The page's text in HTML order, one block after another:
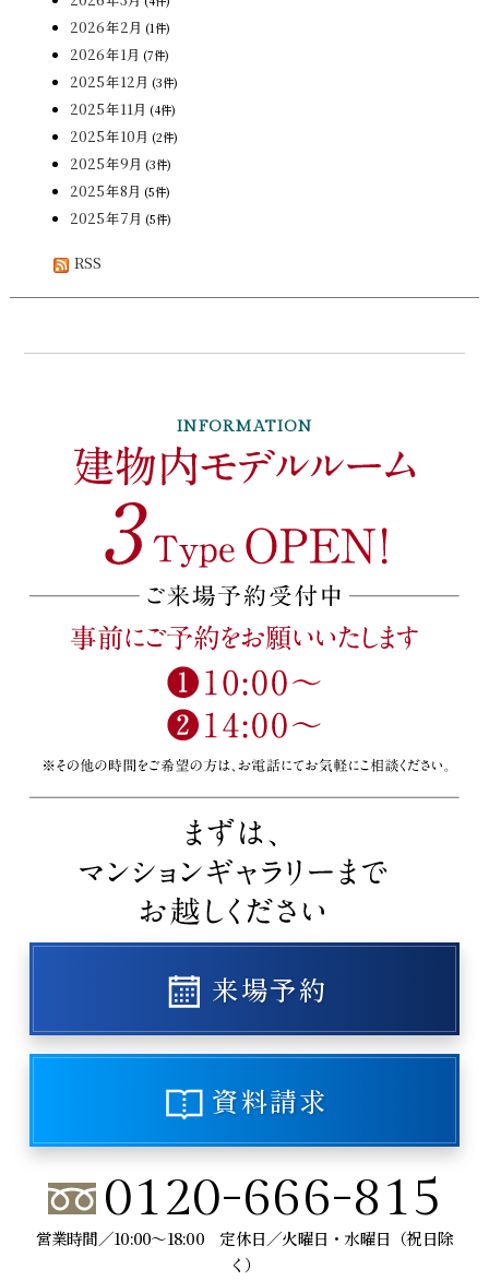
2026年2月 (1件)
2026年1月 (7件)
2025年12月 (3件)
2025年11月 (4件)
2025年10月 (2件)
2025年9月 (3件)
2025年8月 (5件)
2025年7月 (5件)
RSS
INFORMATION
来場予約
資料請求
0120-666-815
営業時間／10:00～18:00 定休日／火曜日・水曜日（祝日除
く）